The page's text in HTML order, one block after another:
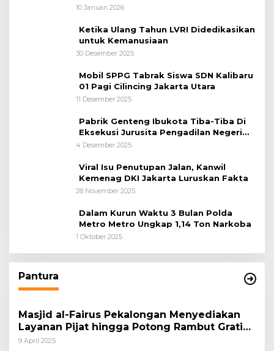
10 Januari 2026
Ketika Ulang Tahun LVRI Didedikasikan
untuk Kemanusiaan
30 Desember 2025
Mobil SPPG Tabrak Siswa SDN Kalibaru
01 Pagi Cilincing Jakarta Utara
11 Desember 2025
Pabrik Genteng Ibukota Tiba-Tiba Di
Eksekusi Jurusita Pengadilan Negeri
Tangerang, Diduga Cacat Hukum Sejak
4 Desember 2025
Viral Isu Penutupan Jalan, Kanwil
Kemenag DKI Jakarta Luruskan Fakta
28 November 2025
Dalam Kurun Waktu 3 Bulan Polda
Metro Metro Ungkap 1,14 Ton Narkoba
1 Oktober 2025
Pantura
Masjid al-Fairus Pekalongan Menyediakan
Layanan Pijat hingga Potong Rambut Gratis
bagi Pemudik Lebaran 2025
9 April 2025